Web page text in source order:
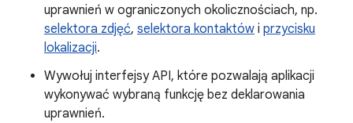
uprawnień w ograniczonych okolicznościach, np.
selektora zdjęć, selektora kontaktów i przycisku
lokalizacji.
Wywołuj interfejsy API, które pozwalają aplikacji
wykonywać wybraną funkcję bez deklarowania
uprawnień.